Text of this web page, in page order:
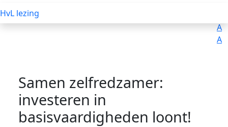
HvL lezing
A
A
Samen zelfredzamer:
investeren in
basisvaardigheden loont!